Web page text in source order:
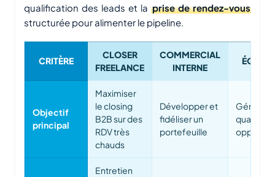
qualification des leads et la prise de rendez-vous
structurée pour alimenter le pipeline.
CRITÈRE
CLOSER
FREELANCE
COMMERCIAL
INTERNE
ÉQUIPE
Objectif
principal
Maximiser
le closing
B2B sur des
RDV très
chauds
Développer et
fidéliser un
portefeuille
Générer
qualifier
Entretien